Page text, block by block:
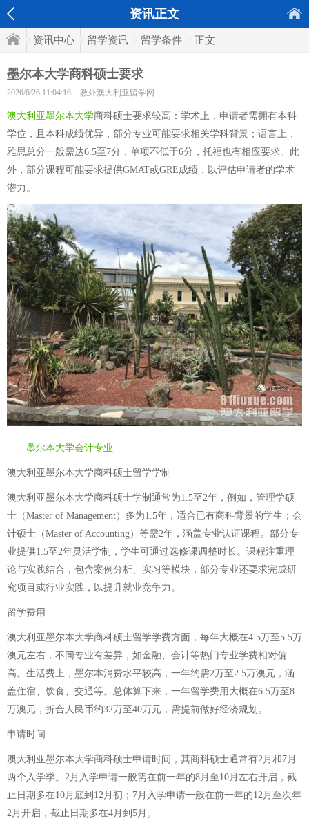
资讯正文
资讯中心 留学资讯 留学条件 正文
墨尔本大学商科硕士要求
2026/6/26 11:04:16 教外澳大利亚留学网
澳大利亚墨尔本大学商科硕士要求较高：学术上，申请者需拥有本科
学位，且本科成绩优异，部分专业可能要求相关学科背景；语言上，
雅思总分一般需达6.5至7分，单项不低于6分，托福也有相应要求。此
外，部分课程可能要求提供GMAT或GRE成绩，以评估申请者的学术
潜力。
墨尔本大学会计专业
澳大利亚墨尔本大学商科硕士留学学制
澳大利亚墨尔本大学商科硕士学制通常为1.5至2年，例如，管理学硕
士（Master of Management）多为1.5年，适合已有商科背景的学生；会
计硕士（Master of Accounting）等需2年，涵盖专业认证课程。部分专
业提供1.5至2年灵活学制，学生可通过选修课调整时长。课程注重理
论与实践结合，包含案例分析、实习等模块，部分专业还要求完成研
究项目或行业实践，以提升就业竞争力。
留学费用
澳大利亚墨尔本大学商科硕士留学学费方面，每年大概在4.5万至5.5万
澳元左右，不同专业有差异，如金融、会计等热门专业学费相对偏
高。生活费上，墨尔本消费水平较高，一年约需2万至2.5万澳元，涵
盖住宿、饮食、交通等。总体算下来，一年留学费用大概在6.5万至8
万澳元，折合人民币约32万至40万元，需提前做好经济规划。
申请时间
澳大利亚墨尔本大学商科硕士申请时间，其商科硕士通常有2月和7月
两个入学季。2月入学申请一般需在前一年的8月至10月左右开启，截
止日期多在10月底到12月初；7月入学申请一般在前一年的12月至次年
2月开启，截止日期多在4月到5月。